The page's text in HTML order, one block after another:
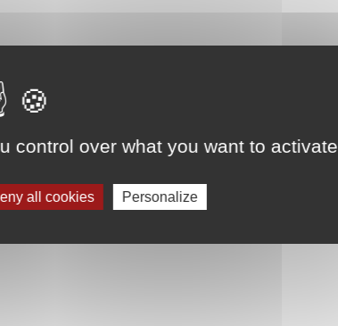
control over what you want to activate
all cookies Personalize